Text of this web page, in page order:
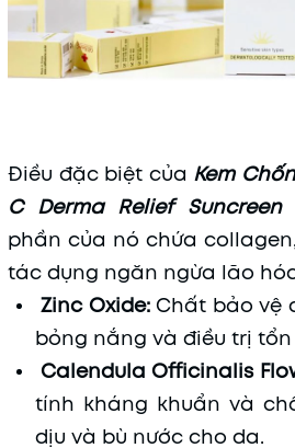
Điều đặc biệt của Kem
C Derma Relief Suncreen
phần của nó chứa
tác dụng ngăn ngừa lão
Zinc Oxide:Chất bảo vệ
bỏng nắng và điều trị
Calendula Officinalis
tính kháng khuẩn và
dịu và bù nước cho da.